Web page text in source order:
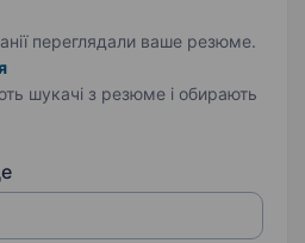
переглядали ваше резюме.
шукачі з резюме і обирають